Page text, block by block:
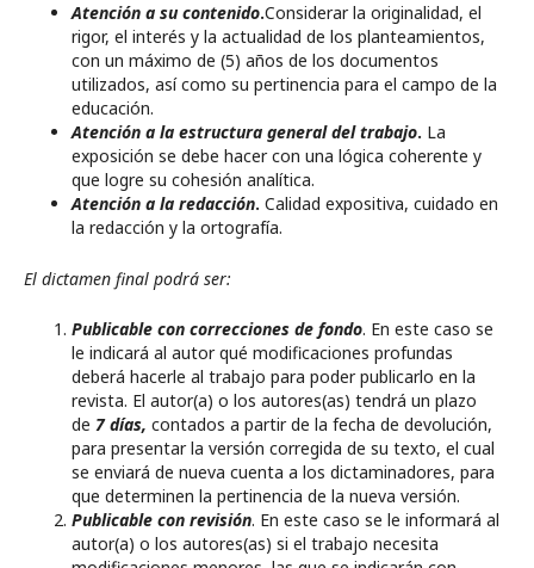
Atención a su contenido.Considerar la originalidad, el
rigor, el interés y la actualidad de los planteamientos,
con un máximo de (5) años de los documentos
utilizados, así como su pertinencia para el campo de la
educación.
Atención a la estructura general del trabajo. La
exposición se debe hacer con una lógica coherente y
que logre su cohesión analítica.
Atención a la redacción. Calidad expositiva, cuidado en
la redacción y la ortografía.
El dictamen final podrá ser:
Publicable con correcciones de fondo. En este caso se
le indicará al autor qué modificaciones profundas
deberá hacerle al trabajo para poder publicarlo en la
revista. El autor(a) o los autores(as) tendrá un plazo
de 7 días, contados a partir de la fecha de devolución,
para presentar la versión corregida de su texto, el cual
se enviará de nueva cuenta a los dictaminadores, para
que determinen la pertinencia de la nueva versión.
Publicable con revisión. En este caso se le informará al
autor(a) o los autores(as) si el trabajo necesita